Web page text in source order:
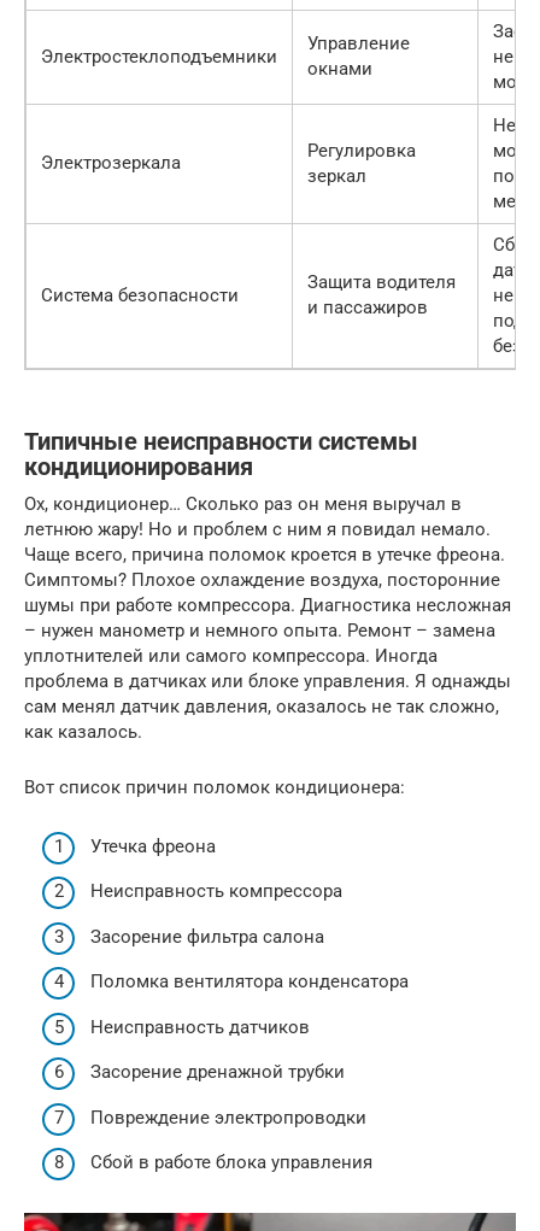
Электростеклоподъемники
Управление
окнами
Электрозеркала
Регулировка
зеркал
Система безопасности
Защита водителя
и пассажиров
Сбои
Типичные неисправности системы
кондиционирования
Ох, кондиционер… Сколько раз он меня выручал в
летнюю жару! Но и проблем с ним я повидал немало.
Чаще всего, причина поломок кроется в утечке фреона.
Симптомы? Плохое охлаждение воздуха, посторонние
шумы при работе компрессора. Диагностика несложная
– нужен манометр и немного опыта. Ремонт – замена
уплотнителей или самого компрессора. Иногда
проблема в датчиках или блоке управления. Я однажды
сам менял датчик давления, оказалось не так сложно,
как казалось.
Вот список причин поломок кондиционера:
Утечка фреона
Неисправность компрессора
Засорение фильтра салона
Поломка вентилятора конденсатора
Неисправность датчиков
Засорение дренажной трубки
Повреждение электропроводки
Сбой в работе блока управления